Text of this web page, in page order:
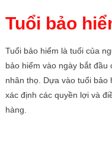
Tuổi bảo
Tuổi bảo hiểm là tuổi của
bảo hiểm vào ngày bắt
nhân thọ. Dựa vào tuổi bảo
xác định các quyền lợi và
hàng.